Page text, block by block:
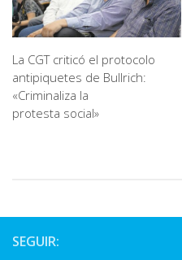
La CGT criticó el protocolo
antipiquetes de Bullrich:
«Criminaliza la
protesta social»
SEGUIR: